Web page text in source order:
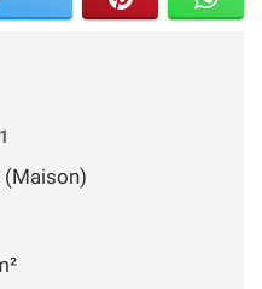
(Maison)